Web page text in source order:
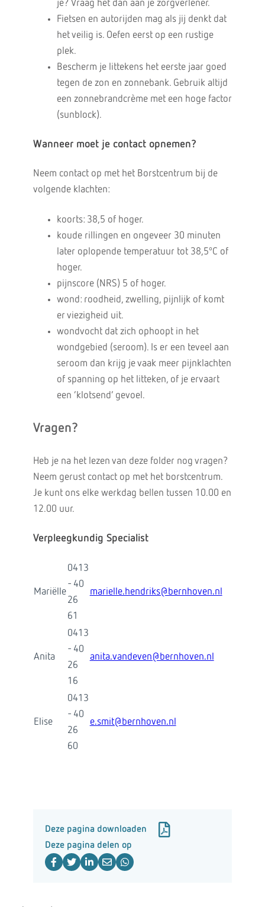
je? Vraag het dan aan je zorgverlener.
Fietsen en autorijden mag als jij denkt dat
het veilig is. Oefen eerst op een rustige
plek.
Bescherm je littekens het eerste jaar goed
tegen de zon en zonnebank. Gebruik altijd
een zonnebrandcrème met een hoge factor
(sunblock).
Wanneer moet je contact opnemen?
Neem contact op met het Borstcentrum bij de
volgende klachten:
koorts: 38,5 of hoger.
koude rillingen en ongeveer 30 minuten
later oplopende temperatuur tot 38,5ºC of
hoger.
pijnscore (NRS) 5 of hoger.
wond: roodheid, zwelling, pijnlijk of komt
er viezigheid uit.
wondvocht dat zich ophoopt in het
wondgebied (seroom). Is er een teveel aan
seroom dan krijg je vaak meer pijnklachten
of spanning op het litteken, of je ervaart
een ‘klotsend’ gevoel.
Vragen?
Heb je na het lezen van deze folder nog vragen?
Neem gerust contact op met het borstcentrum.
Je kunt ons elke werkdag bellen tussen 10.00 en
12.00 uur.
Verpleegkundig Specialist
Mariëlle
0413
- 40
26
61
marielle.hendriks@bernhoven.nl
Anita
0413
- 40
26
16
anita.vandeven@bernhoven.nl
Elise
0413
- 40
26
60
e.smit@bernhoven.nl
Deze pagina downloaden
Deze pagina delen op